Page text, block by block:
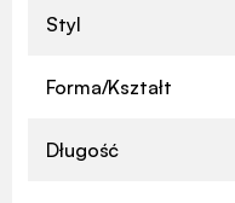
Styl
Forma/Kształt
Długość